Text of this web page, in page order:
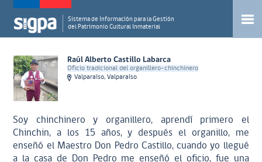
Sistema de Información para la Gestión
del Patrimonio Cultural Inmaterial
Raúl Alberto Castillo Labarca
Oficio tradicional del organillero-chinchinero
Valparaíso, Valparaíso
Soy chinchinero y organillero, aprendí primero el
Chinchin, a los 15 años, y después el organillo, me
enseñó el Maestro Don Pedro Castillo, cuando yo llegué
a la casa de Don Pedro me enseñó el oficio, fue una